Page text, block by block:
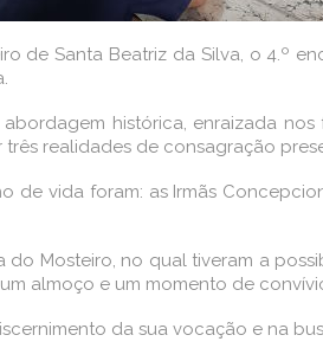
de Santa Beatriz da Silva, o 4.º
histórica, enraizada
realidades de consagração
vida foram: as Irmãs
Mosteiro, no qual tiveram a
almoço e um momento de
da sua vocação e na